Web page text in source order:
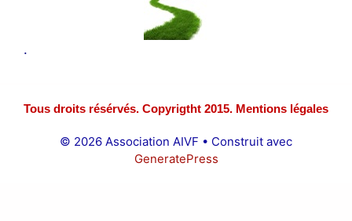
.
Tous droits résérvés. Copyrigtht 2015. Mentions légales
© 2026 Association AIVF • Construit avec
GeneratePress